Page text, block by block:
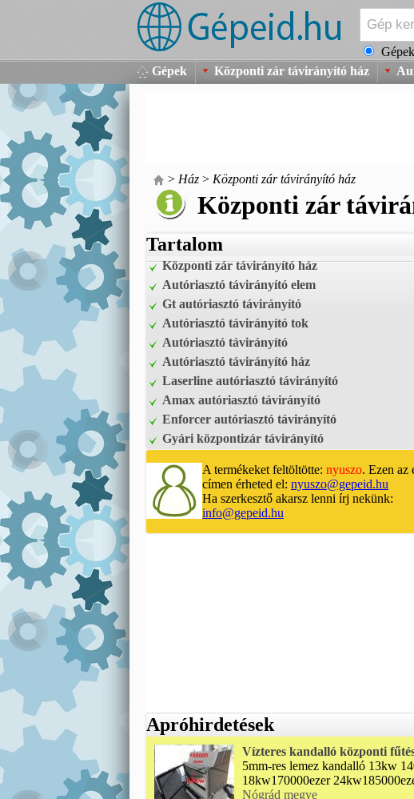
Gépek
Gépek Központi zár távirányító ház
> Ház > Központi zár távirányító ház
Központi zár
Tartalom
Központi zár távirányító ház
Autóriasztó távirányító elem
Gt autóriasztó távirányító
Autóriasztó távirányító tok
Autóriasztó távirányító
Autóriasztó távirányító ház
Laserline autóriasztó távirányító
Amax autóriasztó távirányító
Enforcer autóriasztó távirányító
Gyári központizár távirányító
A termékeket feltöltötte: nyuszo. Ezen az
címen érheted el: nyuszo@gepeid.hu
Ha szerkesztő akarsz lenni írj nekünk:
info@gepeid.hu
Apróhirdetések
Vízteres kandalló központi
5mm-res lemez kandalló 13kw
18kw170000ezer
Nógrád megye